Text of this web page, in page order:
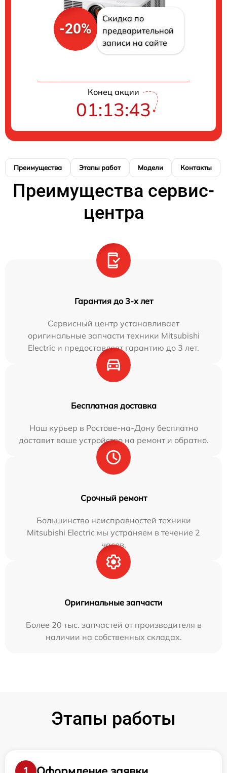
-20%
Скидка по
предварительной
записи на сайте
Конец акции
01:13:43
Преимущества Этапы работ Модели Контакты
Преимущества сервис-
центра
Гарантия до 3-х лет
Сервисный центр устанавливает
оригинальные запчасти техники Mitsubishi
Electric и предоставляет гарантию до 3 лет.
Бесплатная доставка
Наш курьер в Ростове-на-Дону бесплатно
доставит ваше устройство на ремонт и обратно.
Срочный ремонт
Большинство неисправностей техники
Mitsubishi Electric мы устраняем в течение 2
часов.
Оригинальные запчасти
Более 20 тыс. запчастей от производителя в
наличии на собственных складах.
Этапы работы